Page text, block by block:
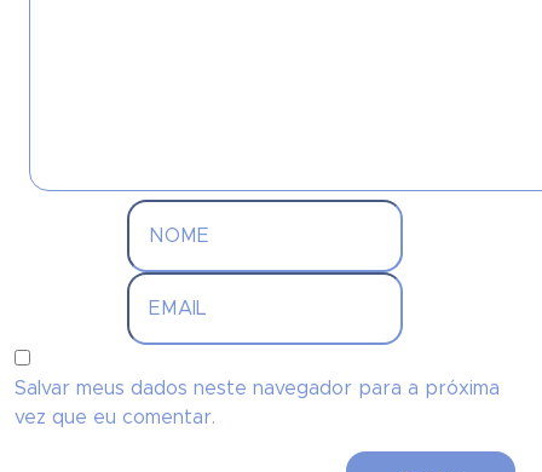
Salvar meus dados neste navegador para a próxima
vez que eu comentar.